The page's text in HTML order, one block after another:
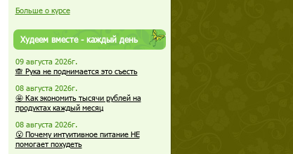
Больше о курсе
Худеем вместе - каждый день
09 августа 2026г.
🙈 Рука не поднимается это съесть
08 августа 2026г.
🤩 Как экономить тысячи рублей на
продуктах каждый месяц
08 августа 2026г.
😮 Почему интуитивное питание НЕ
помогает похудеть